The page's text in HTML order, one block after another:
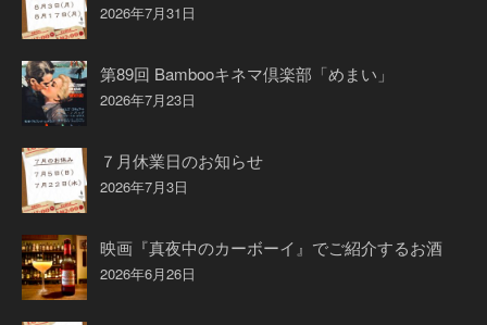
2026年7月31日
第89回 Bambooキネマ倶楽部「めまい」
2026年7月23日
７月休業日のお知らせ
2026年7月3日
映画『真夜中のカーボーイ』でご紹介するお酒
2026年6月26日